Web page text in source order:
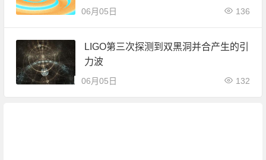
06月05日 136
LIGO第三次探测到双黑洞并合产生的引
力波
06月05日 132